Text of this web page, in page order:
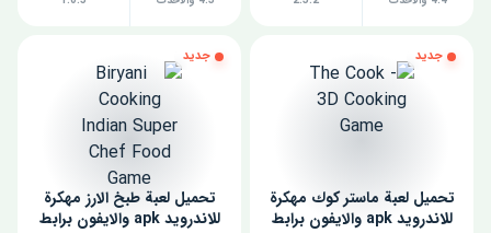
جديد
تحميل لعبة ماستر كوك مهكرة
للاندرويد apk والايفون برابط
جديد
تحميل لعبة طبخ الارز مهكرة
للاندرويد apk والايفون برابط